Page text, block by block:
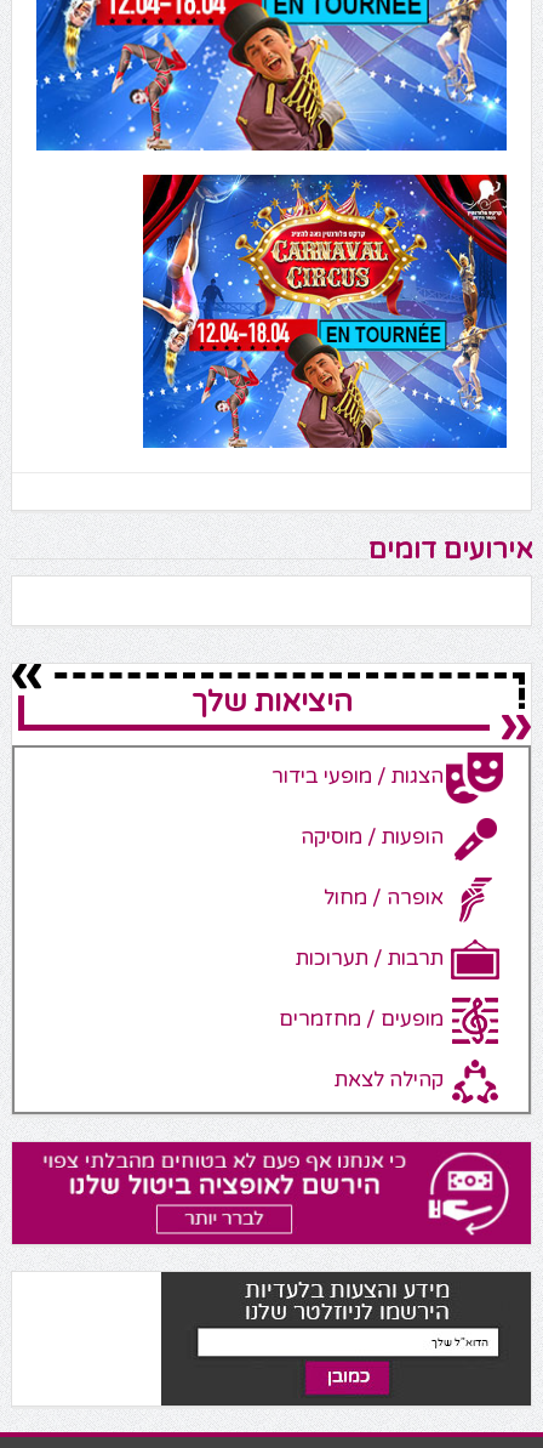
אירועים דומים
היציאות שלך
הצגות / מופעי בידור
הופעות / מוסיקה
אופרה / מחול
תרבות / תערוכות
מופעים / מחזמרים
קהילה לצאת